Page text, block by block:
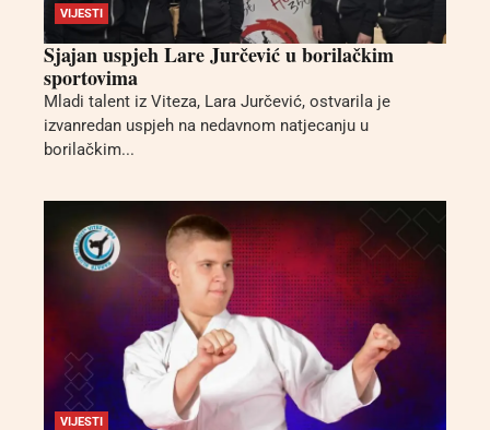
VIJESTI
Sjajan uspjeh Lare Jurčević u borilačkim
sportovima
Mladi talent iz Viteza, Lara Jurčević, ostvarila je
izvanredan uspjeh na nedavnom natjecanju u
borilačkim...
VIJESTI